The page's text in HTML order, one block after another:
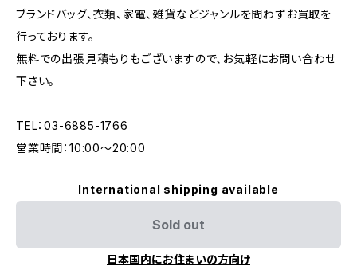
ブランドバッグ、衣類、家電、雑貨などジャンルを問わずお買取を
行っております。
無料での出張見積もりもございますので、お気軽にお問い合わせ
下さい。
TEL：03-6885-1766
営業時間：10:00〜20:00
International shipping available
Sold out
日本国内にお住まいの方向け